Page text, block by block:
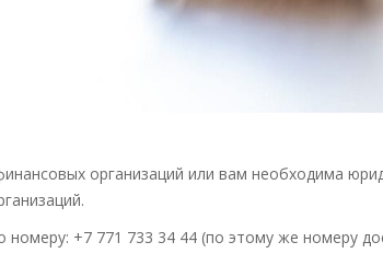
организаций или вам необходима
+7 771 733 34 44 (по этому же номеру